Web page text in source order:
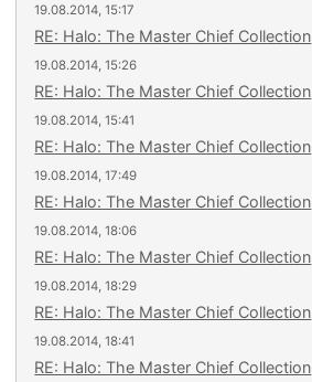
19.08.2014, 15:17
RE: Halo: The Master Chief Collection
19.08.2014, 15:26
RE: Halo: The Master Chief Collection
19.08.2014, 15:41
RE: Halo: The Master Chief Collection
19.08.2014, 17:49
RE: Halo: The Master Chief Collection
19.08.2014, 18:06
RE: Halo: The Master Chief Collection
19.08.2014, 18:29
RE: Halo: The Master Chief Collection
19.08.2014, 18:41
RE: Halo: The Master Chief Collection